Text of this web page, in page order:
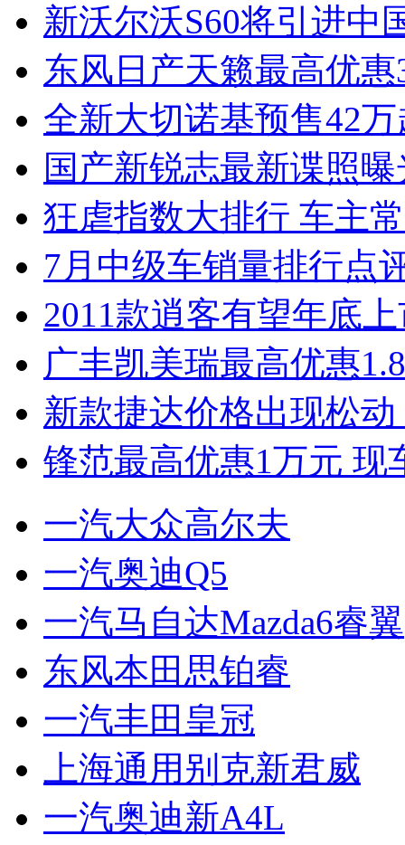
新沃尔沃S60将引进中
东风日产天籁最高优
全新大切诺基预售42
国产新锐志最新谍照
狂虐指数大排行 车主
7月中级车销量排行点
2011款逍客有望年底
广丰凯美瑞最高优惠
新款捷达价格出现松
锋范最高优惠1万元 现
一汽大众高尔夫
一汽奥迪Q5
一汽马自达Mazda6睿翼
东风本田思铂睿
一汽丰田皇冠
上海通用别克新君威
一汽奥迪新A4L